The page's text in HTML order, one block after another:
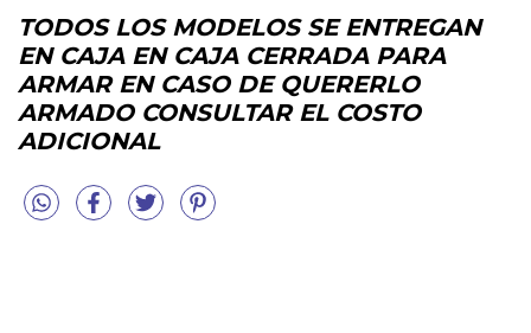
TODOS LOS MODELOS SE ENTREGAN
EN CAJA EN CAJA CERRADA PARA
ARMAR EN CASO DE QUERERLO
ARMADO CONSULTAR EL COSTO
ADICIONAL